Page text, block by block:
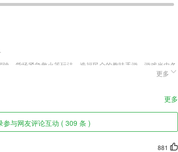
、货场紧急救火等玩法，造福民众的趣味手游。游戏当中各
挺身而出，在火场之内搜寻生还者，并及时的扑灭大火。身
融入到服务的各个环节，为2265出行用户营造良好的人文出
更多
更多
参与网友评论互动 ( 309 条 )
881